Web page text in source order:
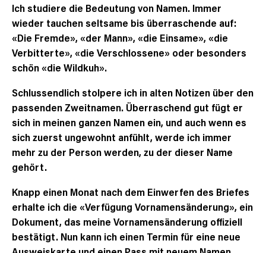
Ich studiere die Bedeutung von Namen. Immer
wieder tauchen seltsame bis überraschende auf:
«Die Fremde», «der Mann», «die Einsame», «die
Verbitterte», «die Verschlossene» oder besonders
schön «die Wildkuh».
Schlussendlich stolpere ich in alten Notizen über den
passenden Zweitnamen. Überraschend gut fügt er
sich in meinen ganzen Namen ein, und auch wenn es
sich zuerst ungewohnt anfühlt, werde ich immer
mehr zu der Person werden, zu der dieser Name
gehört.
Knapp einen Monat nach dem Einwerfen des Briefes
erhalte ich die «Verfügung Vornamensänderung», ein
Dokument, das meine Vornamensänderung offiziell
bestätigt. Nun kann ich einen Termin für eine neue